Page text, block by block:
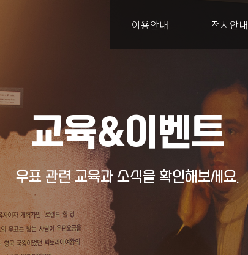
이용안내 전시안내
교육&이벤트
우표 관련 교육과 소식을 확인해보세요.